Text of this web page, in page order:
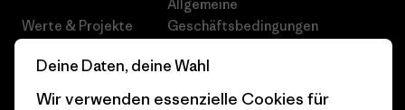
Werte & Projekte
Progress Report
Business Unusual
Allgemeine
Geschäftsbedingungen
Cookie Einstellungen
Karriere
Deine Daten, deine Wahl
Wir verwenden essenzielle Cookies für